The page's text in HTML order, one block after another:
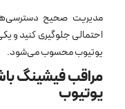
مدیریت صحیح
احتمالی جلوگیری کنید و
یوتیوب محسوب می‌شود.
مراقب فیشینگ
یوتیوب